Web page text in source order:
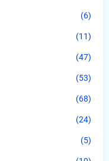
(6)
(11)
(47)
(53)
(68)
(24)
(5)